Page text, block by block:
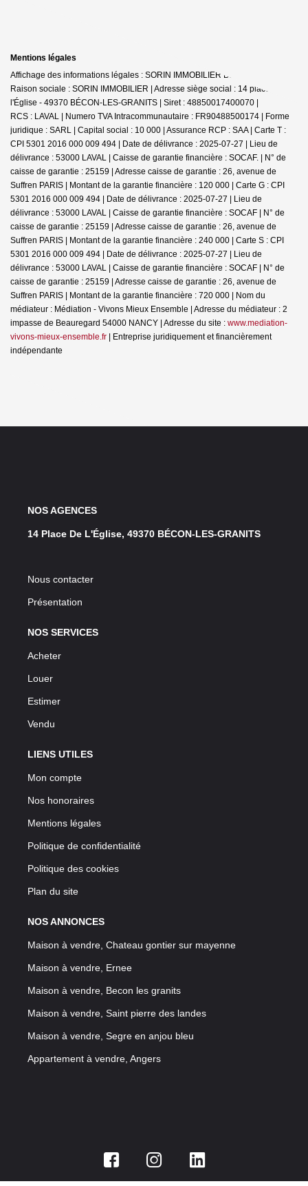
Mentions légales
Affichage des informations légales : SORIN IMMOBILIER Bécon-les-Granits |
Raison sociale : SORIN IMMOBILIER | Adresse siège social : 14 place de
l'Église - 49370 BÉCON-LES-GRANITS | Siret : 48850017400070 |
RCS : LAVAL | Numero TVA Intracommunautaire : FR90488500174 | Forme
juridique : SARL | Capital social : 10 000 | Assurance RCP : SAA | Carte T :
CPI 5301 2016 000 009 494 | Date de délivrance : 2025-07-27 | Lieu de
délivrance : 53000 LAVAL | Caisse de garantie financière : SOCAF. | N° de
caisse de garantie : 25159 | Adresse caisse de garantie : 26, avenue de
Suffren PARIS | Montant de la garantie financière : 120 000 | Carte G : CPI
5301 2016 000 009 494 | Date de délivrance : 2025-07-27 | Lieu de
délivrance : 53000 LAVAL | Caisse de garantie financière : SOCAF | N° de
caisse de garantie : 25159 | Adresse caisse de garantie : 26, avenue de
Suffren PARIS | Montant de la garantie financière : 240 000 | Carte S : CPI
5301 2016 000 009 494 | Date de délivrance : 2025-07-27 | Lieu de
délivrance : 53000 LAVAL | Caisse de garantie financière : SOCAF | N° de
caisse de garantie : 25159 | Adresse caisse de garantie : 26, avenue de
Suffren PARIS | Montant de la garantie financière : 720 000 | Nom du
médiateur : Médiation - Vivons Mieux Ensemble | Adresse du médiateur : 2
impasse de Beauregard 54000 NANCY | Adresse du site : www.mediation-
vivons-mieux-ensemble.fr | Entreprise juridiquement et financièrement
indépendante
NOS AGENCES
14 Place De L'Église, 49370 BÉCON-LES-GRANITS
Nous contacter
Présentation
NOS SERVICES
Acheter
Louer
Estimer
Vendu
LIENS UTILES
Mon compte
Nos honoraires
Mentions légales
Politique de confidentialité
Politique des cookies
Plan du site
NOS ANNONCES
Maison à vendre, Chateau gontier sur mayenne
Maison à vendre, Ernee
Maison à vendre, Becon les granits
Maison à vendre, Saint pierre des landes
Maison à vendre, Segre en anjou bleu
Appartement à vendre, Angers